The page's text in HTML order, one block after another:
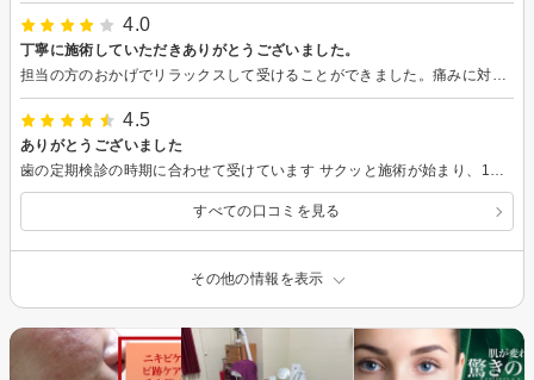
4.0
丁寧に施術していただきありがとうございました。
担当の方のおかげでリラックスして受けることができました。痛みに対してもいろいろと配慮していただきありがとうございました。またよろしくお願いします。
4.5
ありがとうございました
歯の定期検診の時期に合わせて受けています サクッと施術が始まり、1時間横になったらすぐ帰れるので本当にありがたいです
すべての口コミを見る
その他の情報を表示